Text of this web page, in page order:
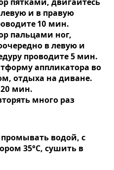
и в правую
10 мин.
пальцами ног,
в левую и
проводите 5 мин.
аппликатора во
отдыха на диване.
мин.
много раз
водой, с
35°С, сушить в